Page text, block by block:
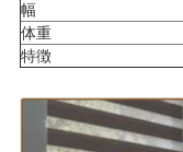
幅
体重
特徴